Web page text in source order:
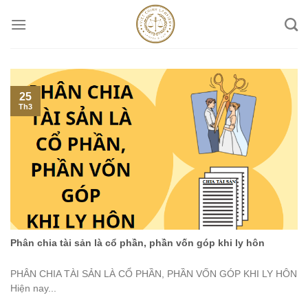
Phân chia tài sản là cổ phần, phần vốn góp khi ly hôn
PHÂN CHIA TÀI SẢN LÀ CỔ PHẦN, PHẦN VỐN GÓP KHI LY HÔN
Hiện nay...
25
Th3